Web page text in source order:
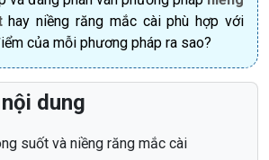
hay niềng răng mắc cài phù hợp với
của mỗi phương pháp ra sao?
dung
suốt và niềng răng mắc cài